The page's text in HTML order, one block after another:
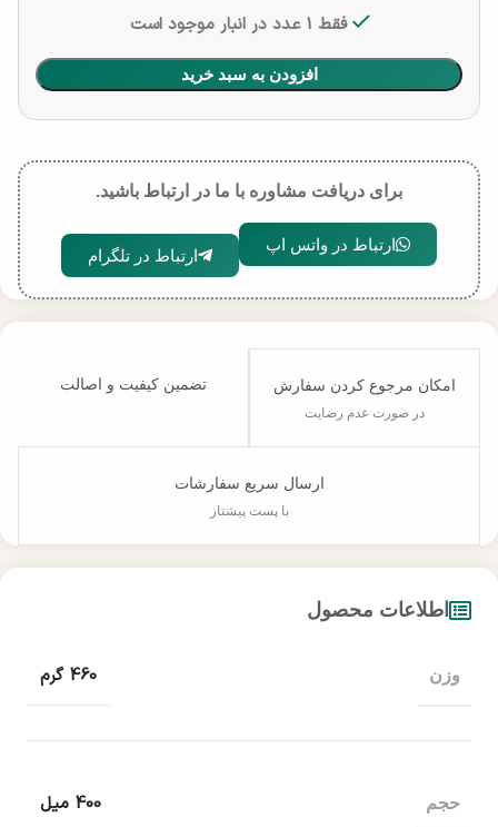
فقط 1 عدد در انبار موجود است
افزودن به سبد خرید
برای دریافت مشاوره با ما در ارتباط باشید.
ارتباط در واتس اپ
ارتباط در تلگرام
امکان مرجوع کردن سفارش
در صورت عدم رضایت
تضمین کیفیت و اصالت
ارسال سریع سفارشات
با پست پیشتاز
اطلاعات محصول
وزن 460 گرم
حجم 400 میل